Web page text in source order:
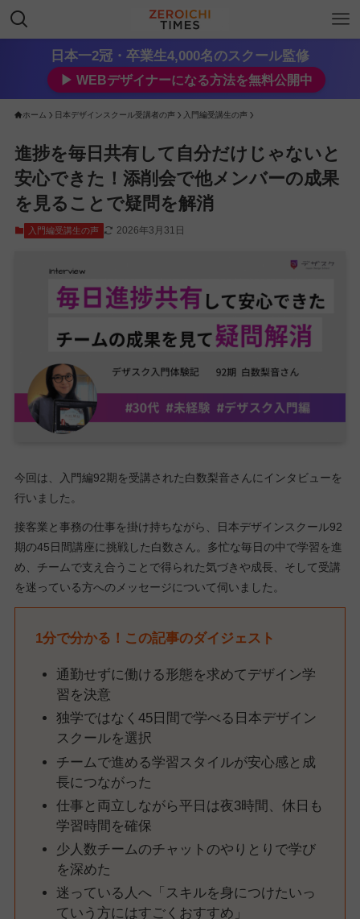
日本一2冠・卒業生4,000名のスクール監修
▶︎ WEBデザイナーになる方法を無料公開中
ホーム 日本デザインスクール受講者の声 入門編受講生の声
進捗を毎日共有して自分だけじゃないと
安心できた！添削会で他メンバーの成果
を見ることで疑問を解消
入門編受講生の声 2026年3月31日
今回は、入門編92期を受講された白数梨音さんにインタビューを
行いました。
接客業と事務の仕事を掛け持ちながら、日本デザインスクール92
期の45日間講座に挑戦した白数さん。多忙な毎日の中で学習を進
め、チームで支え合うことで得られた気づきや成長、そして受講
を迷っている方へのメッセージについて伺いました。
1分で分かる！この記事のダイジェスト
通勤せずに働ける形態を求めてデザイン学
習を決意
独学ではなく45日間で学べる日本デザイン
スクールを選択
チームで進める学習スタイルが安心感と成
長につながった
仕事と両立しながら平日は夜3時間、休日も
学習時間を確保
少人数チームのチャットのやりとりで学び
を深めた
迷っている人へ「スキルを身につけたいっ
ていう方にはすごくおすすめ」